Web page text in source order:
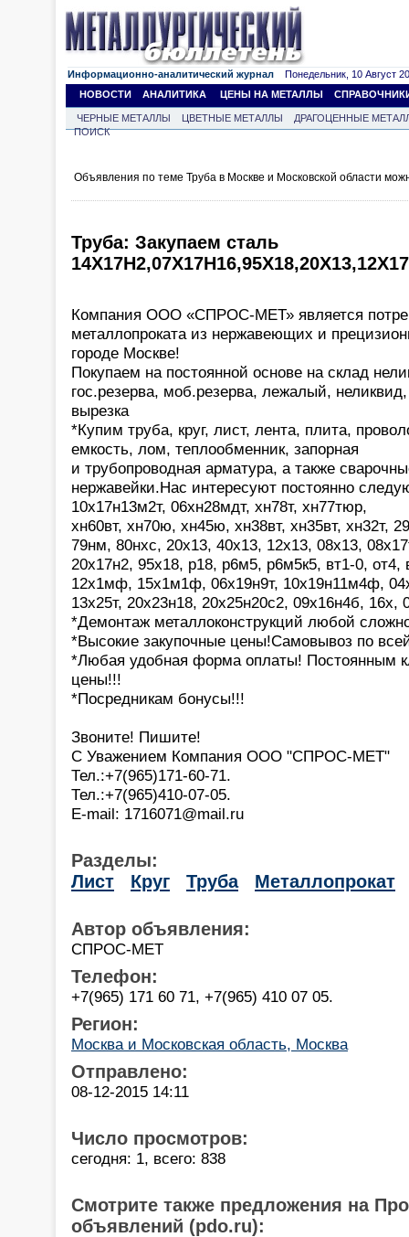
Информационно-аналитический журнал Понедельник, 10 Август
НОВОСТИ
АНАЛИТИКА ЦЕНЫ НА МЕТАЛЛЫ
ЧЕРНЫЕ МЕТАЛЛЫ ЦВЕТНЫЕ МЕТАЛЛЫ
ДРАГОЦЕННЫЕ
ПОИСК
Объявления по теме Труба в Москве и Московской области
Труба: Закупаем сталь
Компания ООО «СПРОС-МЕТ» является
металлопроката из нержавеющих и
городе Москве!
Покупаем на постоянной основе на склад
гос.резерва, моб.резерва, лежалый,
вырезка
*Купим труба, круг, лист, лента, плита,
емкость, лом, теплообменник, запорная
и трубопроводная арматура, а также
нержавейки.Нас интересуют постоянно
10х17н13м2т, 06хн28мдт, хн78т, хн77тюр,
хн60вт, хн70ю, хн45ю, хн38вт, хн35вт, хн32т,
79нм, 80нхс, 20х13, 40х13, 12х13, 08х13,
20х17н2, 95х18, р18, р6м5, р6м5к5, вт1-0,
12х1мф, 15х1м1ф, 06х19н9т, 10х19н11м4ф,
13х25т, 20х23н18, 20х25н20с2, 09х16н4б,
*Демонтаж металлоконструкций любой
*Высокие закупочные цены!Самовывоз по
*Любая удобная форма оплаты! Постоянным
цены!!!
*Посредникам бонусы!!!
Звоните! Пишите!
С Уважением Компания ООО "СПРОС-МЕТ"
Тел.:+7(965)171-60-71.
Тел.:+7(965)410-07-05.
E-mail: 1716071@mail.ru
Разделы:
Лист
Круг Труба Металлопрокат
Автор объявления:
СПРОС-МЕТ
Телефон:
+7(965) 171 60 71, +7(965) 410 07 05.
Регион:
Москва и Московская область, Москва
Отправлено:
08-12-2015 14:11
Число просмотров:
сегодня: 1, всего: 838
Смотрите также предложения на
объявлений (pdo.ru):